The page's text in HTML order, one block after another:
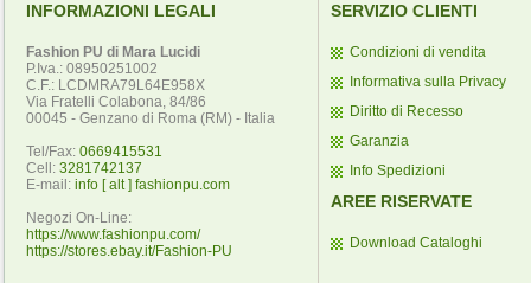
INFORMAZIONI LEGALI
Fashion PU di Mara Lucidi
P.Iva.: 08950251002
C.F.: LCDMRA79L64E958X
Via Fratelli Colabona, 84/86
00045 - Genzano di Roma (RM) - Italia
Tel/Fax: 0669415531
Cell: 3281742137
E-mail: info [ alt ] fashionpu.com
Negozi On-Line:
https://www.fashionpu.com/
https://stores.ebay.it/Fashion-PU
SERVIZIO CLIENTI
Condizioni di vendita
Informativa sulla Privacy
Diritto di Recesso
Garanzia
Info Spedizioni
AREE RISERVATE
Download Cataloghi